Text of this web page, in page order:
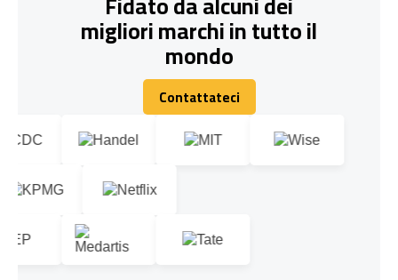
migliori marchi in tutto il
mondo
Contattateci
Contattateci